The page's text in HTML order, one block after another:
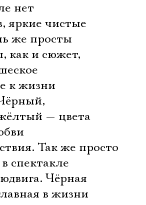
нет
яркие чистые
же просты
как и сюжет,
к жизни
— цвета
Так же просто
спектакле
Чёрная
в жизни